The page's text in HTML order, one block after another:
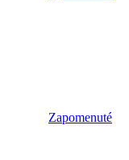
Zapomenuté